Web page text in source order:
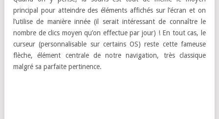
principal pour atteindre des éléments affichés sur l’écran et on
l’utilise de manière innée (il serait intéressant de connaître le
nombre de clics moyen qu’on effectue par jour) ! En tout cas, le
curseur (personnalisable sur certains OS) reste cette fameuse
flèche, élément centrale de notre navigation, très classique
malgré sa parfaite pertinence.